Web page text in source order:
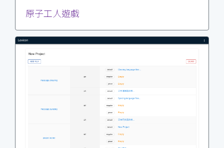
原子工人遊戲